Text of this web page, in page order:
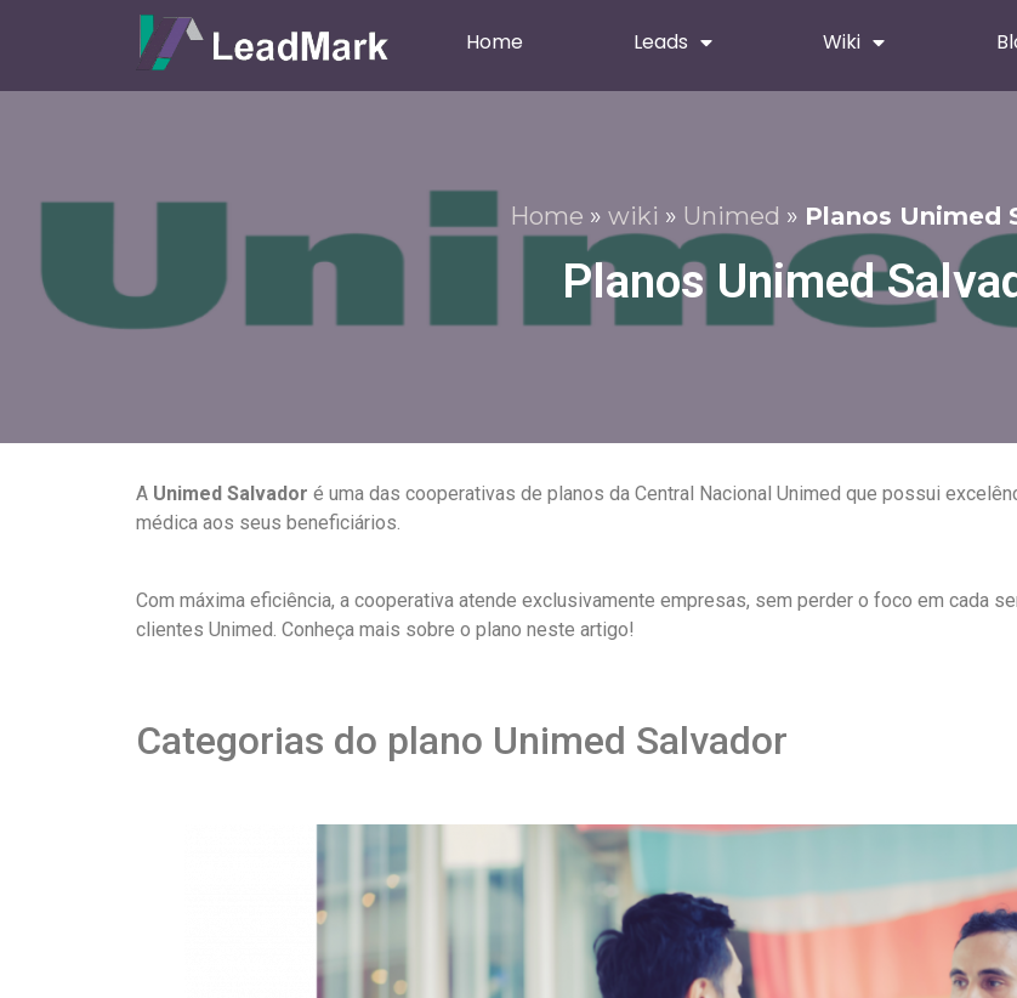
Home Leads Wiki
Home » wiki » Unimed » Planos Unimed
Planos Unimed
A Unimed Salvador é uma das cooperativas de planos da Central Nacional Unimed que possui
médica aos seus beneficiários.
Com máxima eficiência, a cooperativa atende exclusivamente empresas, sem perder o foco em cada
clientes Unimed. Conheça mais sobre o plano neste artigo!
Categorias do plano Unimed Salvador